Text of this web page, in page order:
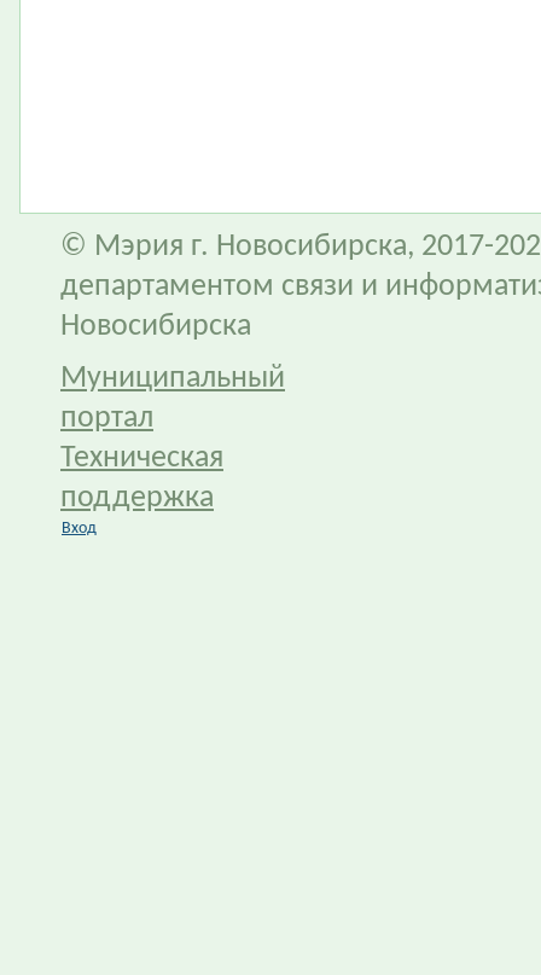
© Мэрия г. Новосибирска, 2017-
департаментом связи и
Новосибирска
Муниципальный
портал
Техническая
поддержка
Вход